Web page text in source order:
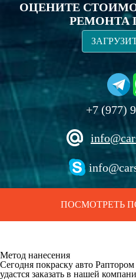
ОЦЕНИТЕ
РЕМОНТА
+7 (977)
ПОСМОТРЕТЬ
Метод нанесения
Сегодня покраску авто
удастся заказать в нашей